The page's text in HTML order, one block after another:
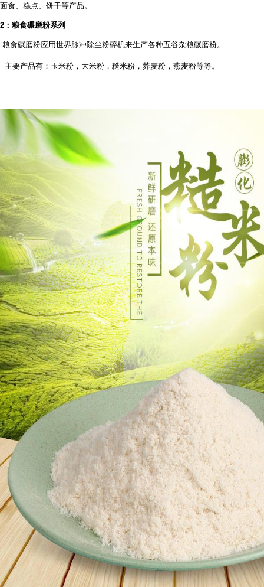
面食、糕点、饼干等产品。
2 ：粮食碾磨粉系列
粮食碾磨粉应用世界脉冲除尘粉碎机来生产各种五谷杂粮碾磨粉。
主要产品有：玉米粉，大米粉，糙米粉，荞麦粉，燕麦粉等等。